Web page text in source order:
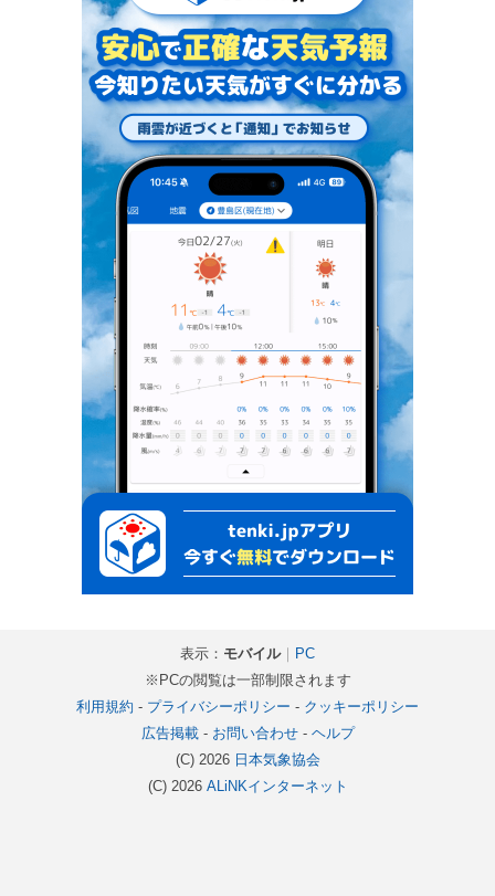
表示： モバイル｜ PC
※PCの閲覧は一部制限されます
利用規約 - プライバシーポリシー - クッキーポリシー
広告掲載- お問い合わせ- ヘルプ
(C) 2026 日本気象協会
(C) 2026 ALiNKインターネット